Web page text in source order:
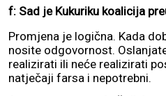
f: Sad je Kukuriku koalicija
Promjena je logična. Kada
nosite odgovornost.
realizirati ili neće realizirati
natječaji farsa i nepotrebni.